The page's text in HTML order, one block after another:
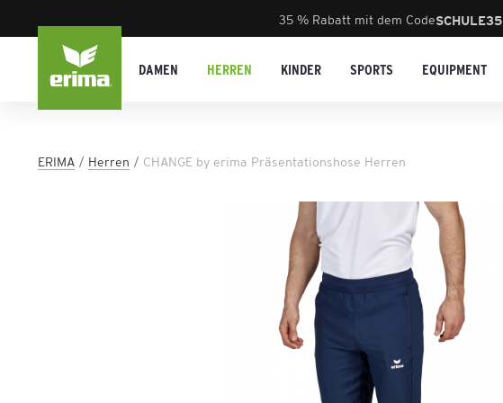
35 % Rabatt mit dem CodeSCHULE35
DAMEN HERREN KINDER SPORTS EQUIPMENT
ERIMA Herren CHANGE by erima Präsentationshose Herren